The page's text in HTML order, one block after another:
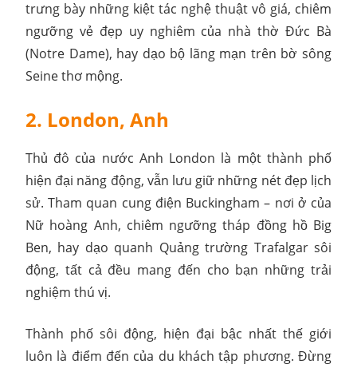
trưng bày những kiệt tác nghệ thuật vô giá, chiêm
ngưỡng vẻ đẹp uy nghiêm của nhà thờ Đức Bà
(Notre Dame), hay dạo bộ lãng mạn trên bờ sông
Seine thơ mộng.
2. London, Anh
Thủ đô của nước Anh London là một thành phố
hiện đại năng động, vẫn lưu giữ những nét đẹp lịch
sử. Tham quan cung điện Buckingham – nơi ở của
Nữ hoàng Anh, chiêm ngưỡng tháp đồng hồ Big
Ben, hay dạo quanh Quảng trường Trafalgar sôi
động, tất cả đều mang đến cho bạn những trải
nghiệm thú vị.
Thành phố sôi động, hiện đại bậc nhất thế giới
luôn là điểm đến của du khách tập phương. Đừng